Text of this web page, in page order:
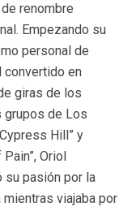
renombre
Empezando su
personal de
convertido en
giras de los
grupos de Los
Hill” y
Oriol
su pasión por la
viajaba por